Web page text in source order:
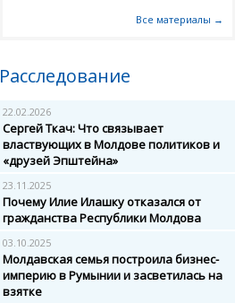
Все материалы →
Расследование
22.02.2026
Сергей Ткач: Что связывает
властвующих в Молдове политиков и
«друзей Эпштейна»
23.11.2025
Почему Илие Илашку отказался от
гражданства Республики Молдова
03.10.2025
Молдавская семья построила бизнес-
империю в Румынии и засветилась на
взятке